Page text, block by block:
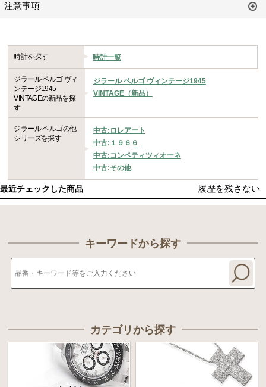
注意事項
時計を探す 時計一覧
ジラール ペルゴ ヴィ
ンテージ1945
VINTAGEの新品を探
す
ジラール ペルゴ ヴィンテージ1945
VINTAGE（新品）
ジラール ペルゴの他
シリーズを探す
中古:ロレアート
中古:１９６６
中古:コンペティツィオーネ
中古:その他
最近チェックした商品 履歴を残さない
キーワードから探す
カテゴリから探す